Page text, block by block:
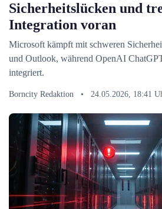
Sicherheitslücken und
Integration voran
Microsoft kämpft mit schweren
und Outlook, während OpenAI
integriert.
Borncity Redaktion • 24.05.2026, 18:41